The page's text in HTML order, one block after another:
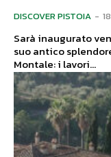
DISCOVER PISTOIA -
Sarà inaugurato
suo antico
Montale: i lavori...